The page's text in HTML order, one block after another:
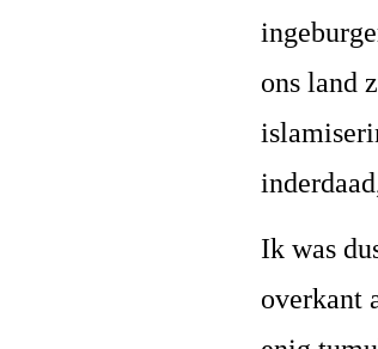
ons land
Ik was
overkant